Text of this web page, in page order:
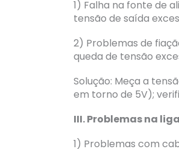
1) Falha na fonte de
tensão de saída
2) Problemas de
queda de tensão
Solução: Meça a
em torno de 5V);
III. Problemas na
1) Problemas com